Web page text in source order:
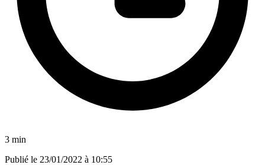
3 min
Publié le 23/01/2022 à 10:55